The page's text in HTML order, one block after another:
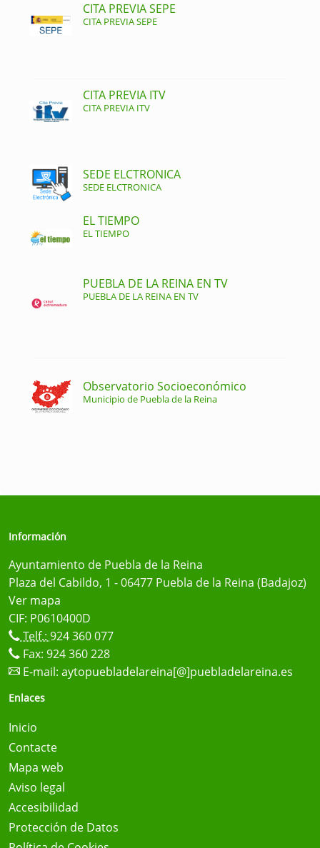
CITA PREVIA SEPE
CITA PREVIA SEPE
CITA PREVIA ITV
CITA PREVIA ITV
SEDE ELCTRONICA
SEDE ELCTRONICA
EL TIEMPO
EL TIEMPO
PUEBLA DE LA REINA EN TV
PUEBLA DE LA REINA EN TV
Observatorio Socioeconómico
Municipio de Puebla de la Reina
Información
Ayuntamiento de Puebla de la Reina
Plaza del Cabildo, 1 - 06477 Puebla de la Reina (Badajoz)
Ver mapa
CIF: P0610400D
Telf.: 924 360 077
Fax: 924 360 228
E-mail: aytopuebladelareina[@]puebladelareina.es
Enlaces
Inicio
Contacte
Mapa web
Aviso legal
Accesibilidad
Protección de Datos